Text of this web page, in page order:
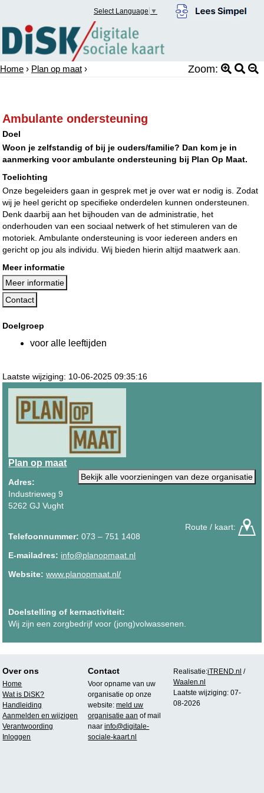
Select Language ▼
Home › Plan op maat › Zoom:
Ambulante ondersteuning
Doel
Woon je zelfstandig of bij je ouders/familie? Dan kom je in
aanmerking voor ambulante ondersteuning bij Plan Op Maat.
Toelichting
Onze begeleiders gaan in gesprek met je over wat er nodig is. Zodat
wij je heel gericht op specifieke onderdelen kunnen ondersteunen.
Denk daarbij aan het bijhouden van de administratie, het
onderhouden van een sociaal netwerk of het stimuleren van de
motoriek. Ambulante ondersteuning is voor iedereen anders en
gericht op jou als individu. Wij bieden hierin altijd maatwerk aan.
Meer informatie
Meer informatie
Contact
Doelgroep
voor alle leeftijden
Laatste wijziging: 10-06-2025 09:35:16
Plan op maat
Bekijk alle voorzieningen van deze organisatie
Adres:
Industrieweg 9
5262 GJ Vught
Route / kaart:
Telefoonnummer: 073 – 751 1408
E-mailadres: info@planopmaat.nl
Website: www.planopmaat.nl/
Doelstelling of kernactiviteit:
Wij zijn een zorgbedrijf voor (jong)volwassenen.
Over ons
Home
Wat is DiSK?
Handleiding
Aanmelden en wijzigen
Verantwoording
Inloggen
Contact
Voor opname van uw
organisatie op onze
website:meld uw
organisatie aan of mail
naarinfo@digitale-
sociale-kaart.nl
Realisatie:iTREND.nl /
Waalen.nl
Laatste wijziging: 07-
08-2026